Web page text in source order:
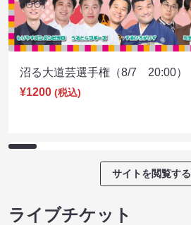
沼る大道芸選手権（8/7 20:00）
¥1200 (税込)
サイトを閲覧する
ライブチケット